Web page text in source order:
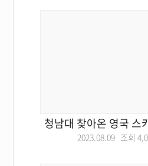
청남대 찾아온 영국 스
2023.08.09 조회